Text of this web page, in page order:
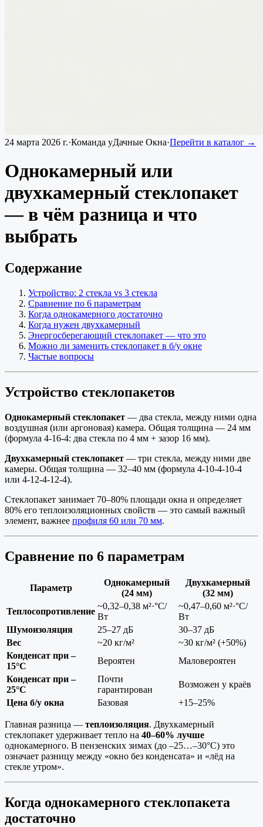
24 марта 2026 г.·Команда уДачные Окна·Перейти в каталог →
Однокамерный или
двухкамерный стеклопакет
— в чём разница и что
выбрать
Содержание
Устройство: 2 стекла vs 3 стекла
Сравнение по 6 параметрам
Когда однокамерного достаточно
Когда нужен двухкамерный
Энергосберегающий стеклопакет — что это
Можно ли заменить стеклопакет в б/у окне
Частые вопросы
Устройство стеклопакетов
Однокамерный стеклопакет — два стекла, между ними одна
воздушная (или аргоновая) камера. Общая толщина — 24 мм
(формула 4-16-4: два стекла по 4 мм + зазор 16 мм).
Двухкамерный стеклопакет — три стекла, между ними две
камеры. Общая толщина — 32–40 мм (формула 4-10-4-10-4
или 4-12-4-12-4).
Стеклопакет занимает 70–80% площади окна и определяет
80% его теплоизоляционных свойств — это самый важный
элемент, важнее профиля 60 или 70 мм.
Сравнение по 6 параметрам
Параметр
Однокамерный
(24 мм)
Двухкамерный
(32 мм)
Теплосопротивление
~0,32–0,38 м²·°C/
Вт
~0,47–0,60 м²·°C/
Вт
Шумоизоляция
25–27 дБ
30–37 дБ
Вес
~20 кг/м²
~30 кг/м² (+50%)
Конденсат при –
15°C
Вероятен
Маловероятен
Конденсат при –
25°C
Почти
гарантирован
Возможен у краёв
Цена б/у окна
Базовая +15–25%
Главная разница — теплоизоляция. Двухкамерный
стеклопакет удерживает тепло на 40–60% лучше
однокамерного. В пензенских зимах (до –25…–30°C) это
означает разницу между «окно без конденсата» и «лёд на
стекле утром».
Когда однокамерного стеклопакета
достаточно